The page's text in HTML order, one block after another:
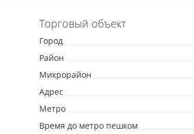
Торговый объект
Город
Район
Микрорайон
Адрес
Метро
Время до метро пешком